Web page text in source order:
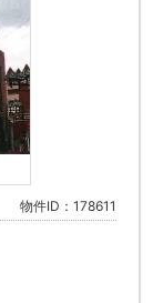
物件ID：178611